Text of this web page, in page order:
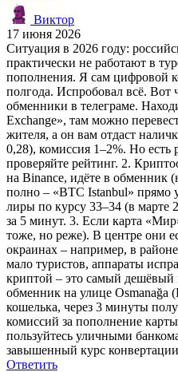
Виктор
17 июня 2026
Ситуация в 2026 году:
практически не работают в
пополнения. Я сам цифровой
полгода. Испробовал всё. Вот
обменники в телеграме.
Exchange», там можно
жителя, а он вам отдаст
0,28), комиссия 1–2%. Но есть
проверяйте рейтинг. 2.
на Binance, идёте в обменник
полно – «BTC Istanbul» прямо
лиры по курсу 33–34 (в марте
за 5 минут. 3. Если карта
тоже, но реже). В центре они
окраинах – например, в
мало туристов, аппараты
криптой – это самый
обменник на улице Osmanağa
кошелька, через 3 минуты
комиссий за пополнение
пользуйтесь уличными
завышенный курс
Ответить